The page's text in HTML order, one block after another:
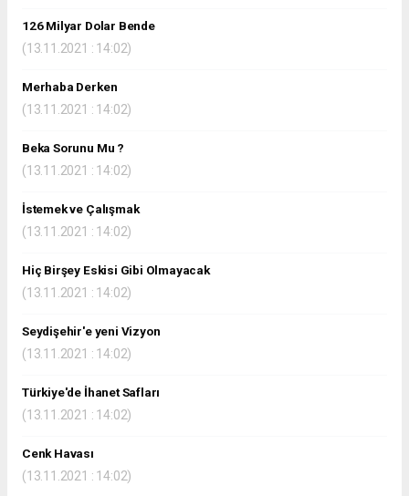
126 Milyar Dolar Bende
(13.11.2021 : 14:02)
Merhaba Derken
(13.11.2021 : 14:02)
Beka Sorunu Mu ?
(13.11.2021 : 14:02)
İstemek ve Çalışmak
(13.11.2021 : 14:02)
Hiç Birşey Eskisi Gibi Olmayacak
(13.11.2021 : 14:02)
Seydişehir'e yeni Vizyon
(13.11.2021 : 14:02)
Türkiye'de İhanet Safları
(13.11.2021 : 14:02)
Cenk Havası
(13.11.2021 : 14:02)